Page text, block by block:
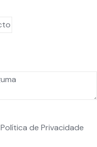
Política de Privacidade